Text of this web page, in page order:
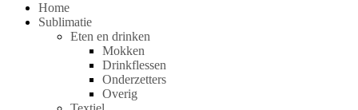
Home
Sublimatie
Eten en drinken
Mokken
Drinkflessen
Onderzetters
Overig